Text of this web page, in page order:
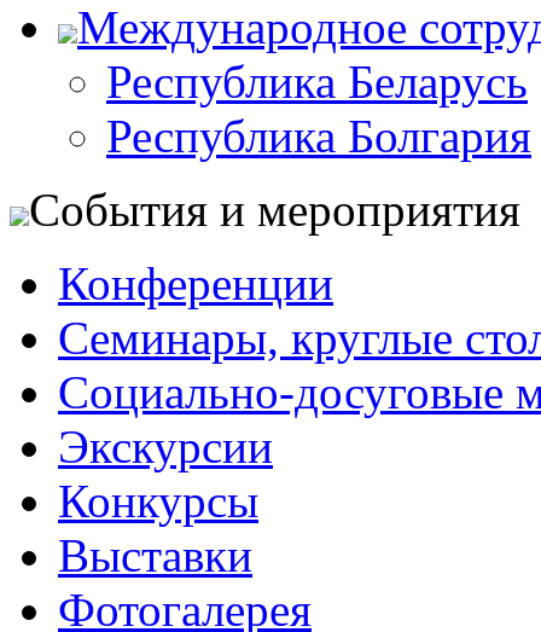
Международное
Республика Беларусь
Республика Болгария
События и мероприятия
Конференции
Семинары, круглые
Социально-досуговые
Экскурсии
Конкурсы
Выставки
Фотогалерея